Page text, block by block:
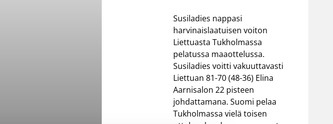
Susiladies nappasi
harvinaislaatuisen voiton
Liettuasta Tukholmassa
pelatussa maaottelussa.
Susiladies voitti vakuuttavasti
Liettuan 81-70 (48-36) Elina
Aarnisalon 22 pisteen
johdattamana. Suomi pelaa
Tukholmassa vielä toisen